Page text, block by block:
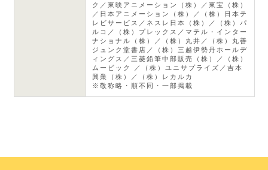
ク／東映アニメーション（株）／東宝（株）
／日本アニメーション（株）／（株）日本テ
レビサービス／ネスレ日本（株）／（株）パ
ルコ／（株）プレックス／マテル・インター
ナショナル（株）／（株）丸井／（株）丸善
ジュンク堂書店／（株）三越伊勢丹ホールデ
ィングス／三菱鉛筆中部販売（株）／（株）
ムービック ／（株）ユニサプライズ／吉本
興業（株）／（株）レカルカ
※敬称略・順不同・一部掲載